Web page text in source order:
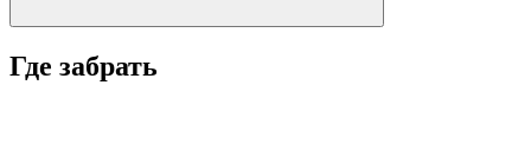
Где забрать